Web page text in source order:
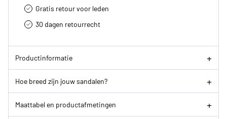
Gratis retour voor leden
30 dagen retourrecht­
Productinformatie
Hoe breed zijn jouw sandalen?
Maattabel en productafmetingen